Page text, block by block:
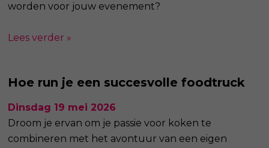
worden voor jouw evenement?
Lees verder »
Hoe run je een succesvolle foodtruck
Dinsdag 19 mei 2026
Droom je ervan om je passie voor koken te
combineren met het avontuur van een eigen